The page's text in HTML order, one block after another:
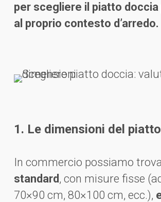
per scegliere il piatto doccia
al proprio contesto d’arredo.
1. Le dimensioni del
In commercio possiamo
standard, con misure fisse
70×90 cm, 80×100 cm, ecc.),